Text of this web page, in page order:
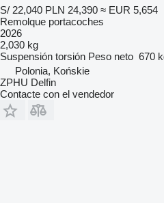
S/ 22,040 PLN 24,390 ≈ EUR 5,654
Remolque portacoches
2026
2,030 kg
Suspensión torsión Peso neto 670
Polonia, Końskie
ZPHU Delfin
Contacte con el vendedor